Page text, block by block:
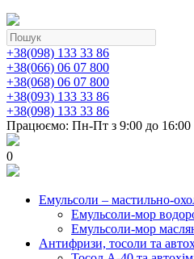
+38(098) 133 33 86
+38(066) 06 07 800
+38(068) 06 07 800
+38(093) 133 33 86
+38(098) 133 33 86
Працюємо: Пн-Пт з 9:00 до 16:00
0
Емульсоли – мастильно-
Емульсоли-мор
Емульсоли-мор
Антифризи, тосоли та